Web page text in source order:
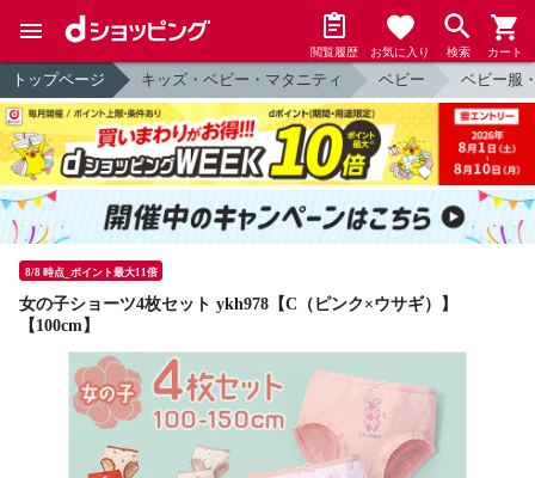
閲覧履歴 お気に入り 検索 カート
トップページ キッズ・ベビー・マタニティ ベビー ベビー服
8/8 時点_ポイント最大11倍
女の子ショーツ4枚セット ykh978【C（ピンク×ウサギ）】
【100cm】